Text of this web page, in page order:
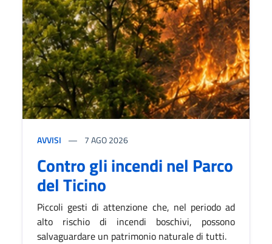
AVVISI 7AGO 2026
Contro gli incendi nel Parco
del Ticino
Piccoli gesti di attenzione che, nel periodo ad
alto rischio di incendi boschivi, possono
salvaguardare un patrimonio naturale di tutti.